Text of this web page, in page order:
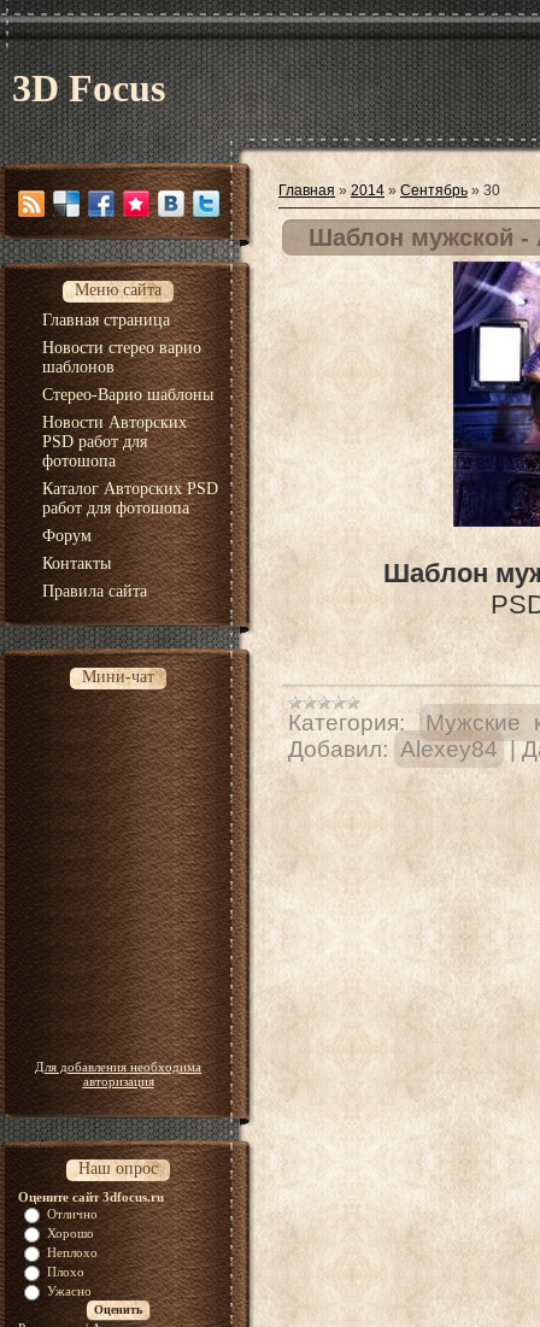
3D Focus
Меню сайта
Главная страница
Новости стерео варио
шаблонов
Стерео-Варио шаблоны
Новости Авторских
PSD работ для
фотошопа
Каталог Авторских PSD
работ для фотошопа
Форум
Контакты
Правила сайта
Мини-чат
Для добавления необходима
авторизация
Наш опрос
Оцените сайт 3dfocus.ru
Отлично
Хорошо
Неплохо
Плохо
Ужасно
Главная » 2014 » Сентябрь » 30
Шаблон мужской -
Шаблон
Категория:
Мужские
Добавил: Alexey84 |